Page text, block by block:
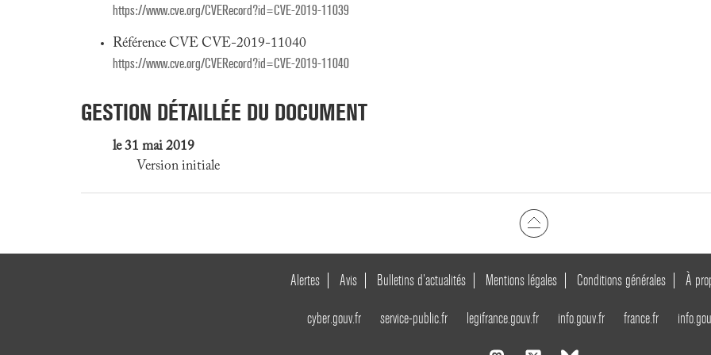
https://www.cve.org/CVERecord?id=CVE-2019-11039
Référence CVE CVE-2019-11040
https://www.cve.org/CVERecord?id=CVE-2019-11040
GESTION DÉTAILLÉE DU DOCUMENT
le 31 mai 2019
Version initiale
Alertes Avis Bulletins d’actualités Mentions légales Conditions générales À
cyber.gouv.fr service-public.fr legifrance.gouv.fr info.gouv.fr france.fr